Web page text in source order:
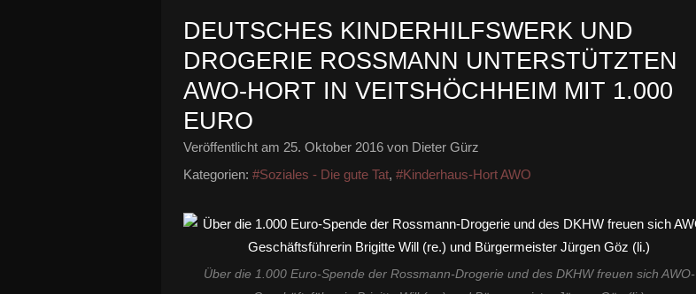
DEUTSCHES KINDERHILFSWERK UND
DROGERIE ROSSMANN UNTERSTÜTZTEN
AWO-HORT IN VEITSHÖCHHEIM MIT 1.000
EURO
Veröffentlicht am 25. Oktober 2016 von Dieter Gürz
Kategorien: #Soziales - Die gute Tat, #Kinderhaus-Hort AWO
Über die 1.000 Euro-Spende der Rossmann-Drogerie und des DKHW freuen sich AWO-